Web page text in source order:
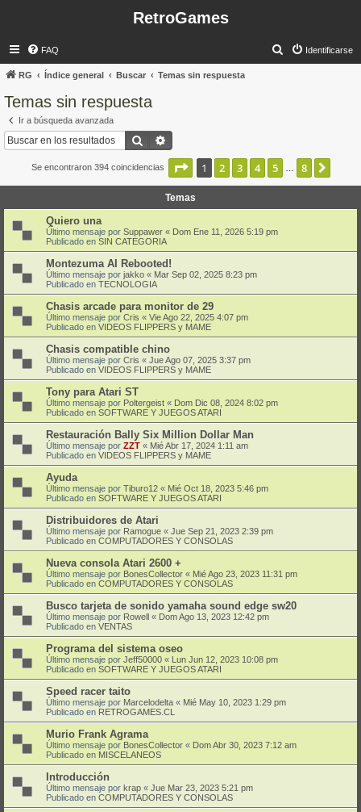
RetroGames
FAQ Identificarse
RG Índice general Buscar Temas sin respuesta
Temas sin respuesta
Ir a búsqueda avanzada
Buscar
Se encontraron 394 coincidencias Página de
1 2 3 4 5 8
Temas
Quiero una
Último mensaje por Suppawer « Dom Ene 11, 2026 5:19 pm
Publicado en SIN CATEGORIA
Montezuma AI Rebooted!
Último mensaje por jakko « Mar Sep 02, 2025 8:23 pm
Publicado en TECNOLOGIA
Chasis arcade para monitor de 29
Último mensaje por Cris « Vie Ago 22, 2025 4:07 pm
Publicado en VIDEOS FLIPPERS y MAME
Chasis compatible chino
Último mensaje por Cris « Jue Ago 07, 2025 3:37 pm
Publicado en VIDEOS FLIPPERS y MAME
Tony para Atari ST
Último mensaje por Poltergeist « Dom Dic 08, 2024 8:02 pm
Publicado en SOFTWARE Y JUEGOS ATARI
Restauración Bally Six Million Dollar Man
Último mensaje por ZZT « Mié Abr 17, 2024 1:11 am
Publicado en VIDEOS FLIPPERS y MAME
Ayuda
Último mensaje por Tiburo12 « Mié Oct 18, 2023 5:46 pm
Publicado en SOFTWARE Y JUEGOS ATARI
Distribuidores de Atari
Último mensaje por Ramogue « Jue Sep 21, 2023 2:39 pm
Publicado en COMPUTADORES Y CONSOLAS
Nueva consola Atari 2600 +
Último mensaje por BonesCollector « Mié Ago 23, 2023 11:31 pm
Publicado en COMPUTADORES Y CONSOLAS
Busco tarjeta de sonido yamaha sound edge sw20
Último mensaje por Rowell « Dom Ago 13, 2023 12:42 pm
Publicado en VENTAS
Programa del sistema oseo
Último mensaje por Jeff50000 « Lun Jun 12, 2023 10:08 pm
Publicado en SOFTWARE Y JUEGOS ATARI
Speed racer taito
Último mensaje por Marcelodelta « Mié May 10, 2023 1:29 pm
Publicado en RETROGAMES.CL
Murio Frank Agrama
Último mensaje por BonesCollector « Dom Abr 30, 2023 7:12 am
Publicado en MISCELANEOS
Introducción
Último mensaje por krap « Jue Mar 23, 2023 5:21 pm
Publicado en COMPUTADORES Y CONSOLAS